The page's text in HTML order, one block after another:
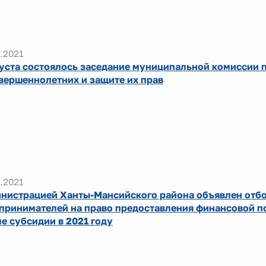
состоялось заседание муниципальной комиссии
и защите их прав
Ханты-Мансийского района объявлен
на право предоставления финансовой
субсидии в 2021 году